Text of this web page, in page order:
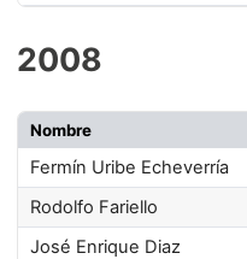
2008
Nombre
Fermín Uribe Echeverría
Rodolfo Fariello
José Enrique Diaz